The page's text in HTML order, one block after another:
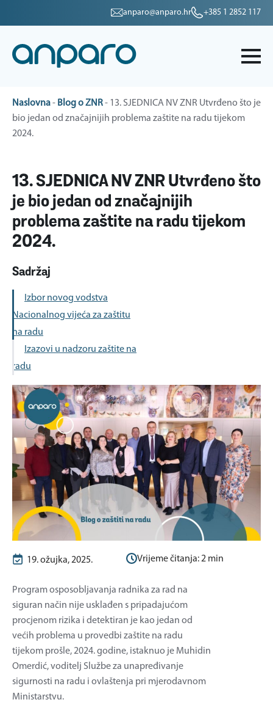
anparo@anparo.hr +385 1 2852 117
Naslovna- Blog o ZNR- 13. SJEDNICA NV ZNR Utvrđeno što je
bio jedan od značajnijih problema zaštite na radu tijekom
2024.
13. SJEDNICA NV ZNR Utvrđeno što
je bio jedan od značajnijih
problema zaštite na radu tijekom
2024.
Sadržaj
Izbor novog vodstva
Nacionalnog vijeća za zaštitu
na radu
Izazovi u nadzoru zaštite na
radu
19. ožujka, 2025. Vrijeme čitanja:2min
Program osposobljavanja radnika za rad na
siguran način nije usklađen s pripadajućom
procjenom rizika i detektiran je kao jedan od
većih problema u provedbi zaštite na radu
tijekom prošle, 2024. godine, istaknuo je Muhidin
Omerdić, voditelj Službe za unapređivanje
sigurnosti na radu i ovlaštenja pri mjerodavnom
Ministarstvu.